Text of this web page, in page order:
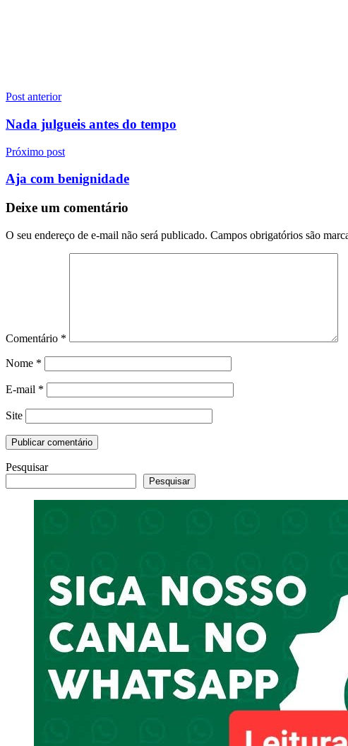
Navegação
de
Post anterior
Nada julgueis antes do tempo
Próximo post
Aja com benignidade
Deixe um comentário
O seu endereço de e-mail não será publicado. Campos obrigatórios são
Comentário *
Nome *
E-mail *
Site
Pesquisar
Pesquisar